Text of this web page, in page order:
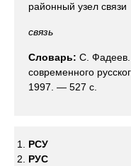
районный узел связи
связь
Словарь: С.
современного
1997. — 527 с.
РСУ
РУС